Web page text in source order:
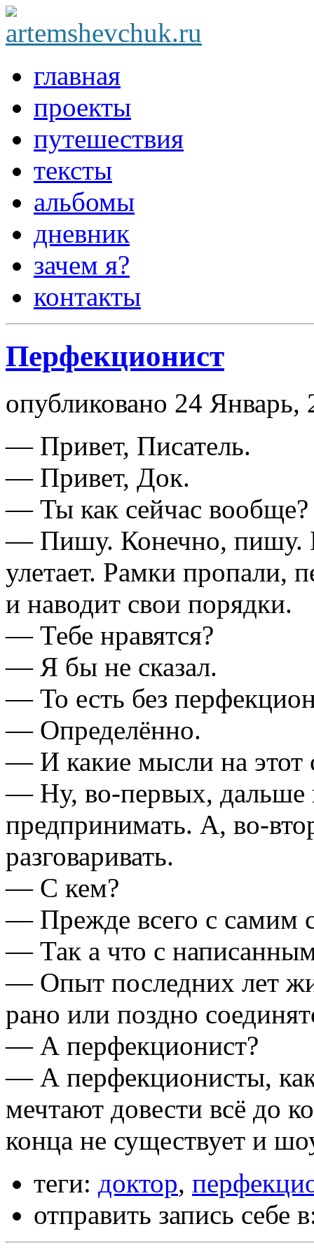
главная
проекты
путешествия
тексты
альбомы
дневник
зачем я?
контакты
Перфекционист
опубликовано 24 Январь,
— Привет, Писатель.
— Привет, Док.
— Ты как сейчас
— Пишу. Конечно, пишу.
улетает. Рамки пропали,
и наводит свои порядки.
— Тебе нравятся?
— Я бы не сказал.
— То есть без
— Определённо.
— И какие мысли на этот
— Ну, во-первых, дальше
предпринимать. А, во-
разговаривать.
— С кем?
— Прежде всего с самим
— Так а что с
— Опыт последних лет
рано или поздно
— А перфекционист?
— А перфекционисты,
мечтают довести всё до
конца не существует и
теги: доктор,
отправить запись себе